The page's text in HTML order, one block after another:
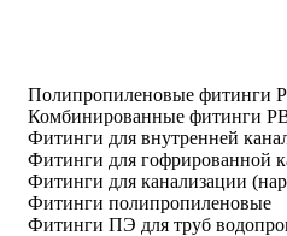
Полипропиленовые фитинги
Комбинированные фитинги
Фитинги для внутренней
Фитинги для гофрированной
Фитинги для канализации
Фитинги полипропиленовые
Фитинги ПЭ для труб